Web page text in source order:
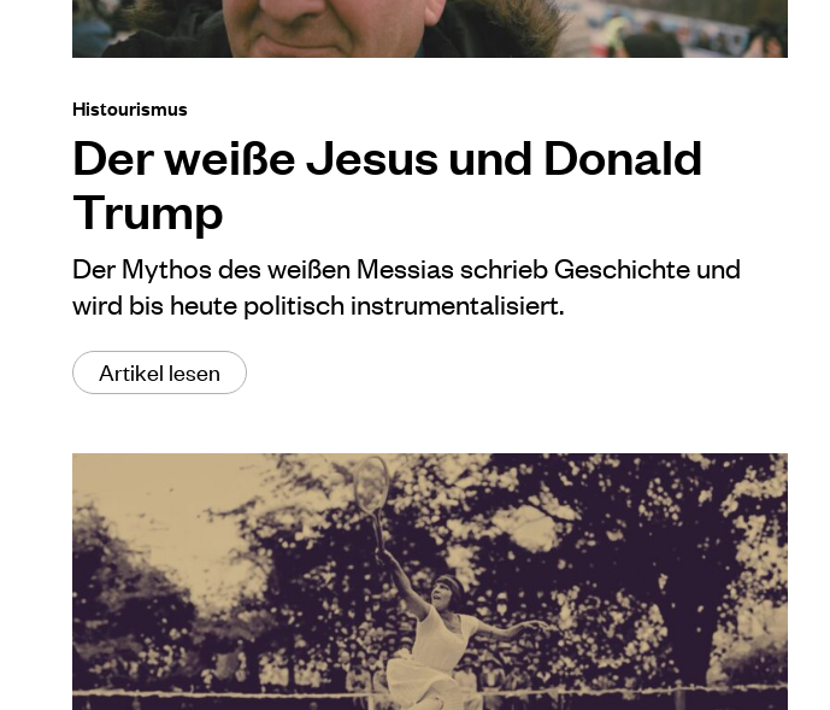
Histourismus
Der weiße Jesus und Donald
Trump
Der Mythos des weißen Messias schrieb Geschichte und
wird bis heute politisch instrumentalisiert.
Artikel lesen